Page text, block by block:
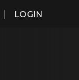
LOGIN